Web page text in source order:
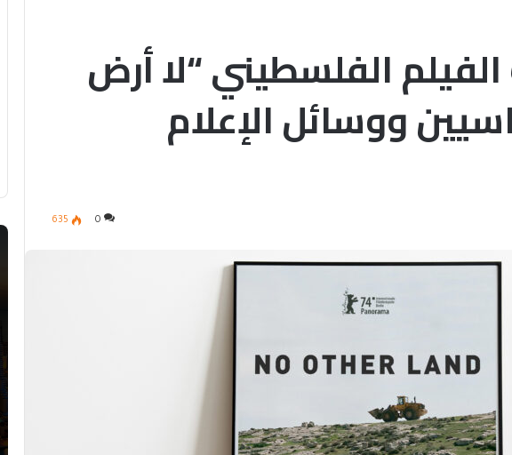
الفلسطيني “لا أرض
ووسائل الإعلام
0
635